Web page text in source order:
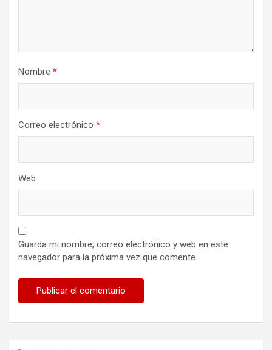
Nombre *
Correo electrónico *
Web
Guarda mi nombre, correo electrónico y web en este
navegador para la próxima vez que comente.